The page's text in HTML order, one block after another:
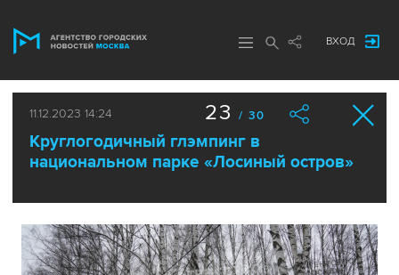
ВХОД
11.12.2023 14:24
Круглогодичный глэмпинг в
национальном парке «Лосиный остров»
23 / 30